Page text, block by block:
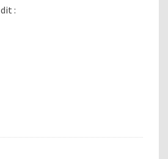
dit :